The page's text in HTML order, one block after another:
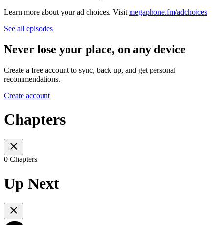
Learn more about your ad choices. Visit megaphone.fm/adchoices
See all episodes
Never lose your place, on any device
Create a free account to sync, back up, and get personal
recommendations.
Create account
Chapters
0 Chapters
Up Next